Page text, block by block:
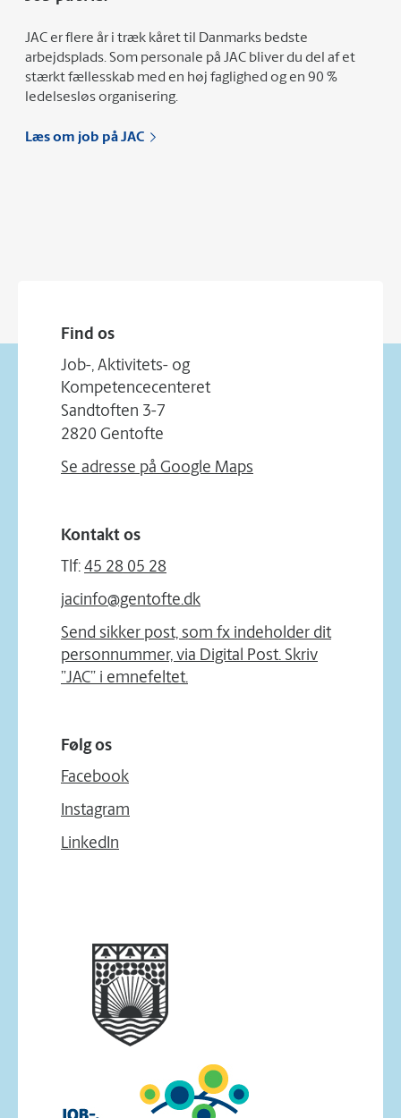
JAC er flere år i træk kåret til Danmarks bedste
arbejdsplads. Som personale på JAC bliver du del af et
stærkt fællesskab med en høj faglighed og en 90 %
ledelsesløs organisering.
Læs om job på JAC
Find os
Job-, Aktivitets- og
Kompetencecenteret
Sandtoften 3-7
2820 Gentofte
Se adresse på Google Maps
Kontakt os
Tlf: 45 28 05 28
jacinfo@gentofte.dk
Send sikker post, som fx indeholder dit
personnummer, via Digital Post. Skriv
”JAC” i emnefeltet.
Følg os
Facebook
Instagram
LinkedIn